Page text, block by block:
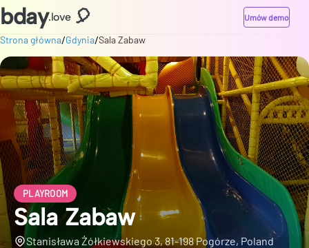
bday.love 🎈 Umów demo
Strona główna/Gdynia/Sala Zabaw
PLAYROOM
Sala Zabaw
Stanisława Żółkiewskiego 3, 81-198 Pogórze, Poland